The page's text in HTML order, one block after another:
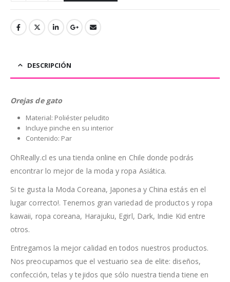
DESCRIPCIÓN
Orejas de gato
Material: Poliéster peludito
Incluye pinche en su interior
Contenido: Par
OhReally.cl es una tienda online en Chile donde podrás
encontrar lo mejor de la moda y ropa Asiática.
Si te gusta la Moda Coreana, Japonesa y China estás en el
lugar correcto!. Tenemos gran variedad de productos y ropa
kawaii, ropa coreana, Harajuku, Egirl, Dark, Indie Kid entre
otros.
Entregamos la mejor calidad en todos nuestros productos.
Nos preocupamos que el vestuario sea de elite: diseños,
confección, telas y tejidos que sólo nuestra tienda tiene en